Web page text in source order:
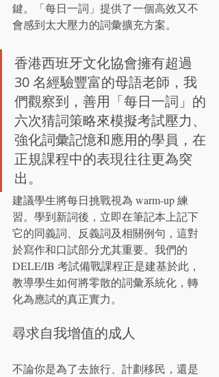
鍵。「每日一詞」提供了一個高效又不
會感到太大壓力的詞彙擴充方案。
香港西班牙文化協會擁有超過
30 名經驗豐富的母語老師，我
們觀察到，善用「每日一詞」的
六次猜詞策略來模擬考試壓力、
強化詞彙記憶和應用的學員，在
正規課程中的表現往往更為突
出。
建議學生將每日挑戰視為 warm-up 練
習。學到新詞後，立即在筆記本上記下
它的同義詞、反義詞及相關例句，這對
於寫作和口試部分尤其重要。我們的
DELE/IB 考試備戰課程正是建基於此，
教導學生如何將零散的詞彙系統化，轉
化為應試的真正實力。
尋求自我增值的成人
不論你是為了去旅行、計劃移民，還是